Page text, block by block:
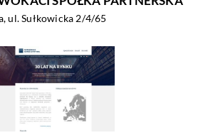
ul. Sułkowicka 2/4/65